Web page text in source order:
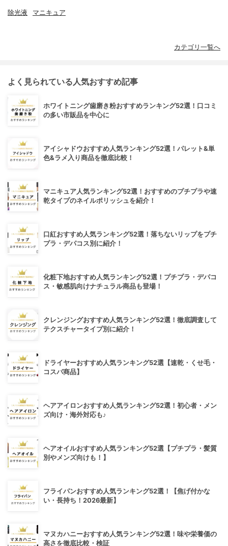
除光液 マニキュア
カテゴリ一覧へ
よく見られている人気おすすめ記事
ホワイトニング歯磨き粉おすすめランキング52選！口コミ
の多い市販品を中心に
アイシャドウおすすめ人気ランキング52選！パレット&単
色&ラメ入り商品を徹底比較！
マニキュア人気ランキング52選！おすすめのプチプラや速
乾タイプのネイルポリッシュを紹介！
口紅おすすめ人気ランキング52選！落ちないリップをプチ
プラ・デパコス別に紹介！
化粧下地おすすめ人気ランキング52選！プチプラ・デパコ
ス・敏感肌向けナチュラル商品も登場！
クレンジングおすすめ人気ランキング52選！徹底調査して
テクスチャータイプ別に紹介！
ドライヤーおすすめ人気ランキング52選【速乾・くせ毛・
コスパ商品】
ヘアアイロンおすすめ人気ランキング52選！初心者・メン
ズ向け・海外対応も♪
ヘアオイルおすすめ人気ランキング52選【プチプラ・髪質
別やメンズ向けも！】
フライパンおすすめ人気ランキング52選！【焦げ付かな
い・長持ち！2026最新】
マヌカハニーおすすめ人気ランキング52選！味や栄養価の
高さを徹底比較・検証